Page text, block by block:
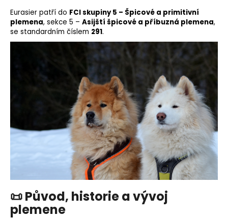
Eurasier patří do FCI skupiny 5 – Špicové a primitivní
plemena, sekce 5 – Asijští špicové a příbuzná plemena,
se standardním číslem 291.
📜Původ, historie a vývoj
plemene
HLEDAT
u
e